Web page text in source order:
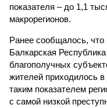
показателя – до 1,1
макрорегионов.
Ранее сообщалось, что
Балкарская
благополучных
жителей приходилось
таким показателем
с самой низкой